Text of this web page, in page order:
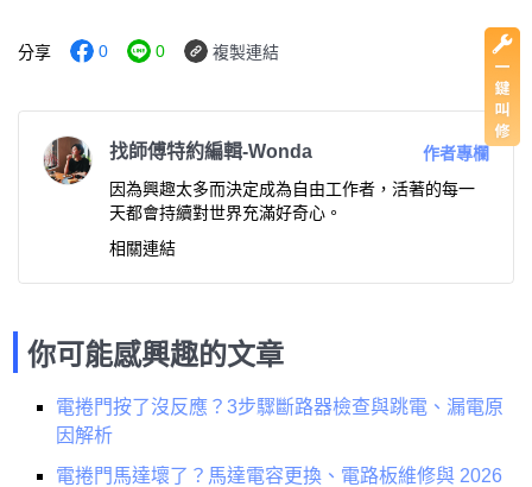
分享 0 0 複製連結
找師傅特約編輯-Wonda
作者專欄
因為興趣太多而決定成為自由工作者，活著的每一
天都會持續對世界充滿好奇心。
相關連結
你可能感興趣的文章
電捲門按了沒反應？3步驟斷路器檢查與跳電、漏電原
因解析
電捲門馬達壞了？馬達電容更換、電路板維修與 2026